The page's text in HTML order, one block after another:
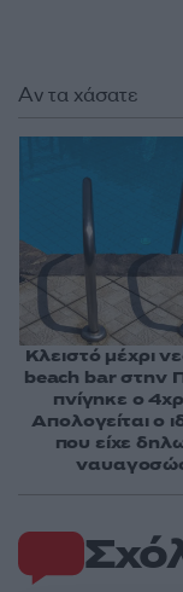
Αν τα χάσατε
Κλειστό μέχρι
beach bar στην
πνίγηκε ο
Απολογείται ο
που είχε